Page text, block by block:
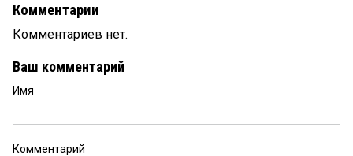
Комментарии
Комментариев нет.
Ваш комментарий
Имя
Комментарий